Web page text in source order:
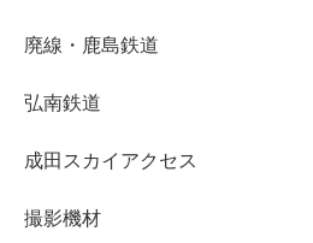
廃線・鹿島鉄道
弘南鉄道
成田スカイアクセス
撮影機材